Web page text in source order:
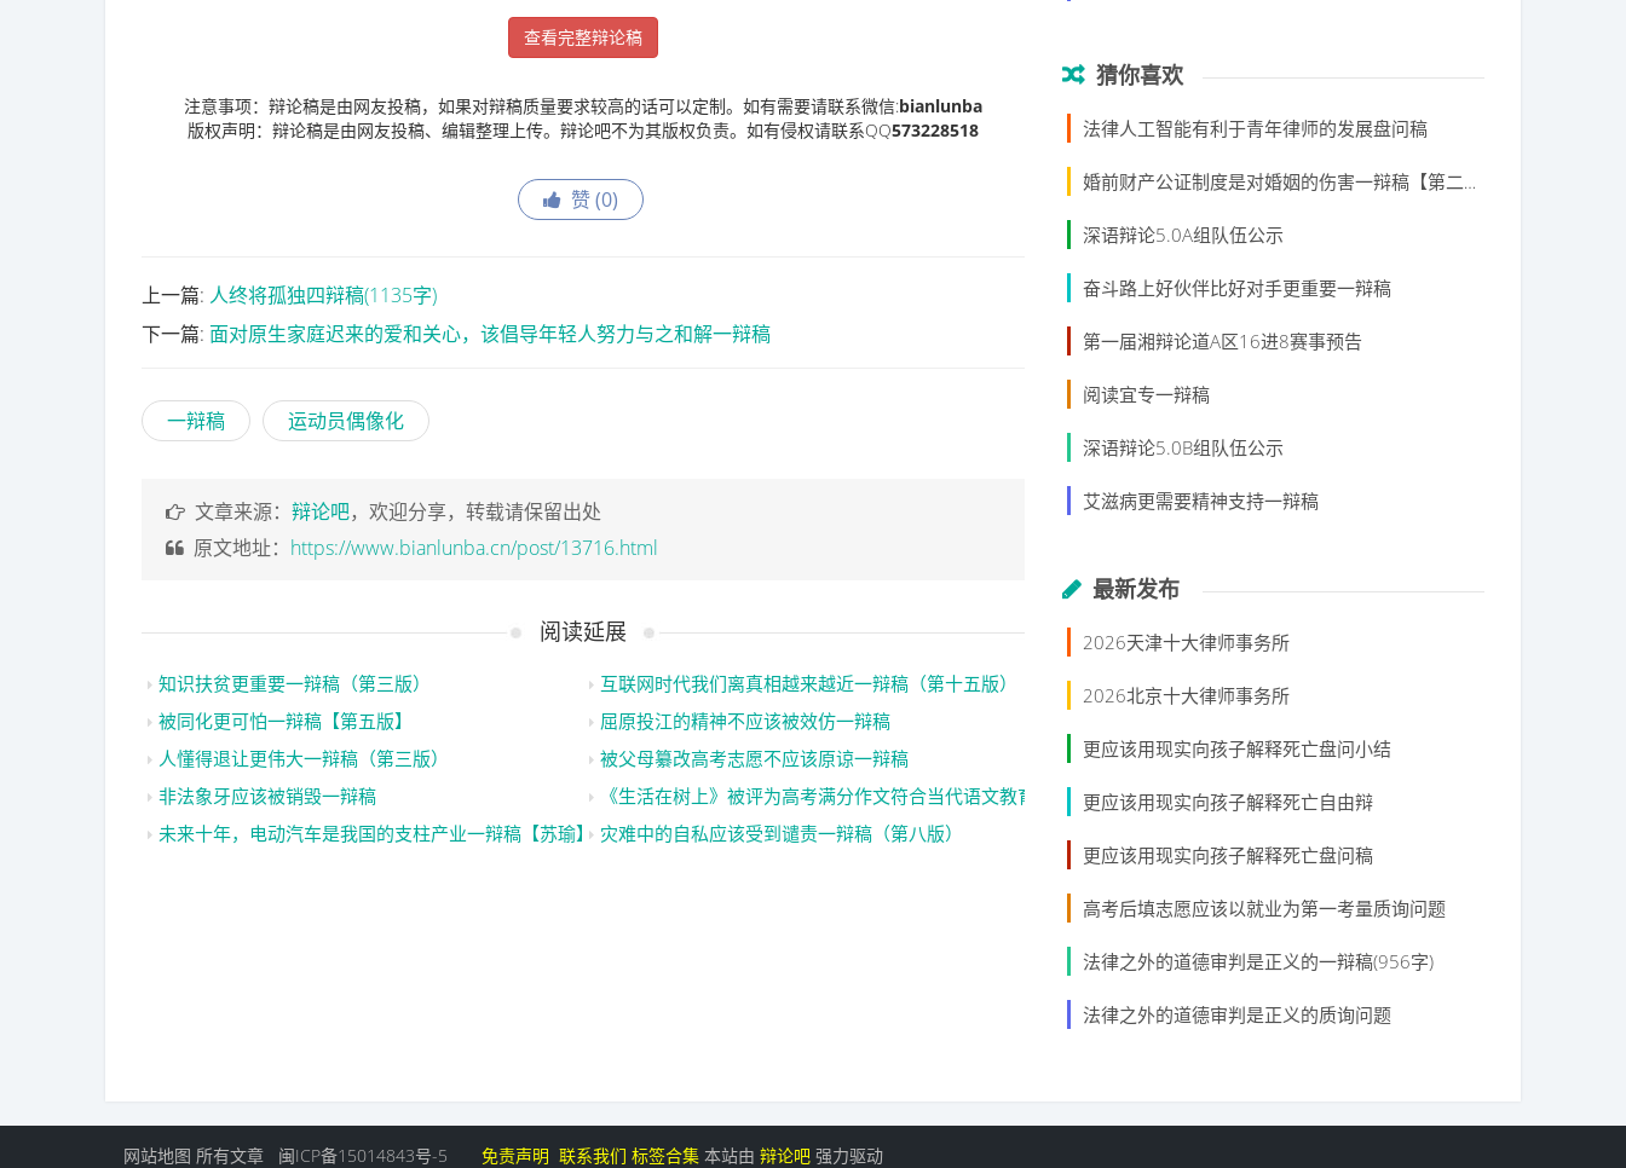
查看完整辩论稿
注意事项：辩论稿是由网友投稿，如果对辩稿质量要求较高的话可以定制。如有需要请联系微信:bianlunba
版权声明：辩论稿是由网友投稿、编辑整理上传。辩论吧不为其版权负责。如有侵权请联系QQ573228518
赞 (0)
上一篇: 人终将孤独四辩稿(1135字)
下一篇: 面对原生家庭迟来的爱和关心，该倡导年轻人努力与之和解一辩稿
一辩稿 运动员偶像化
文章来源： 辩论吧，欢迎分享，转载请保留出处
原文地址： https://www.bianlunba.cn/post/13716.html
阅读延展
知识扶贫更重要一辩稿（第三版）
互联网时代我们离真相越来越近一辩稿（第十五版）
被同化更可怕一辩稿【第五版】
屈原投江的精神不应该被效仿一辩稿
人懂得退让更伟大一辩稿（第三版）
被父母纂改高考志愿不应该原谅一辩稿
非法象牙应该被销毁一辩稿
《生活在树上》被评为高考满分作文符合当代语文教育的初衷一辩稿
未来十年，电动汽车是我国的支柱产业一辩稿【苏瑜】 灾难中的自私应该受到谴责一辩稿（第八版）
猜你喜欢
法律人工智能有利于青年律师的发展盘问稿
婚前财产公证制度是对婚姻的伤害一辩稿【第二版】
深语辩论5.0A组队伍公示
奋斗路上好伙伴比好对手更重要一辩稿
第一届湘辩论道A区16进8赛事预告
阅读宜专一辩稿
深语辩论5.0B组队伍公示
艾滋病更需要精神支持一辩稿
最新发布
2026天津十大律师事务所
2026北京十大律师事务所
更应该用现实向孩子解释死亡盘问小结
更应该用现实向孩子解释死亡自由辩
更应该用现实向孩子解释死亡盘问稿
高考后填志愿应该以就业为第一考量质询问题
法律之外的道德审判是正义的一辩稿(956字)
法律之外的道德审判是正义的质询问题
网站地图 所有文章 闽ICP备15014843号-5 免责声明 联系我们 标签合集 本站由 辩论吧 强力驱动